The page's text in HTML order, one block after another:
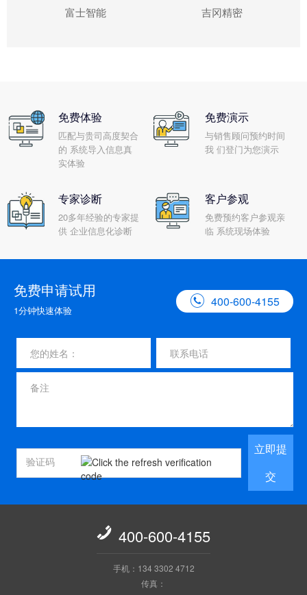
富士智能 吉冈精密
免费体验
匹配与贵司高度契合
的 系统导入信息真
实体验
免费演示
与销售顾问预约时间
我 们登门为您演示
专家诊断
20多年经验的专家提
供 企业信息化诊断
客户参观
免费预约客户参观亲
临 系统现场体验
免费申请试用
1分钟快速体验
 400-600-4155
立即提
交
 400-600-4155
手机：134 3302 4712
传真：